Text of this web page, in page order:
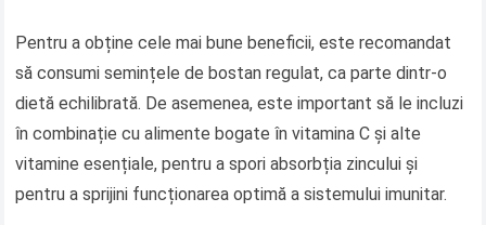
Pentru a obține cele mai bune beneficii, este recomandat
să consumi semințele de bostan regulat, ca parte dintr-o
dietă echilibrată. De asemenea, este important să le incluzi
în combinație cu alimente bogate în vitamina C și alte
vitamine esențiale, pentru a spori absorbția zincului și
pentru a sprijini funcționarea optimă a sistemului imunitar.